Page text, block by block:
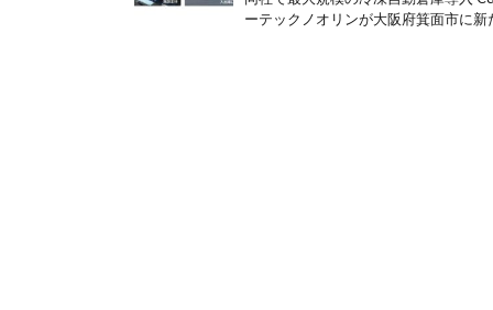
ーテックノオリンが大阪府箕面市に